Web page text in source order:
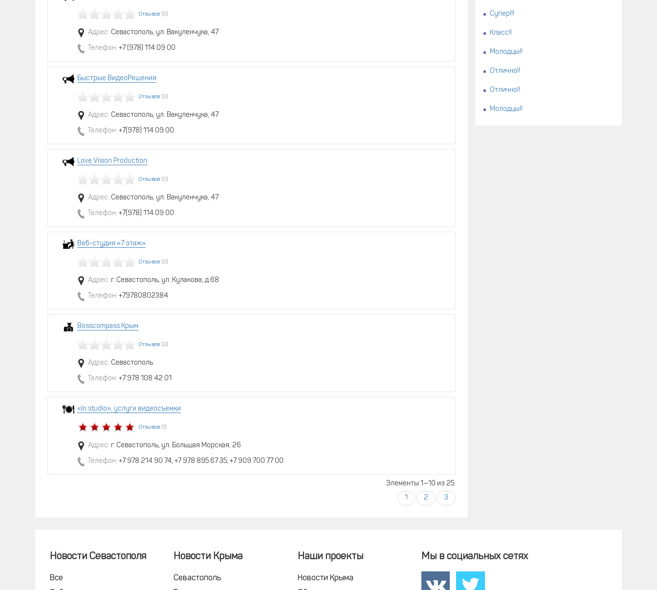
Отзывов (0)
Адрес: Севастополь, ул. Вакуленчука, 47
Телефон: +7 (978) 114 09 00
Быстрые ВидеоРешения
Отзывов (0)
Адрес: Севастополь, ул. Вакуленчука, 47
Телефон: +7(978) 114 09 00
Love Vision Production
Отзывов (0)
Адрес: Севастополь, ул. Вакуленчука, 47
Телефон: +7(978) 114 09 00
Веб-студия «7 этаж»
Отзывов (0)
Адрес: г. Севастополь, ул. Кулакова, д.68
Телефон: +79780802384
Bosscompass Крым
Отзывов (0)
Адрес: Севастополь
Телефон: +7 978 108 42 01
«In studio», услуги видеосъемки
Отзывов (1)
Адрес: г. Севастополь, ул. Большая Морская, 26
Телефон: +7 978 214 90 74; +7 978 895 67 35; +7 909 700 77 00
Элементы 1—10 из 25.
1
2 3
Супер!!!
Класс!!
Молодцы!!
Отлично!!
Отлично!!
Молодцы!!
Новости Севастополя
Все
Новости Крыма
Севастополь
Наши проекты
Новости Крыма
Мы в социальных сетях